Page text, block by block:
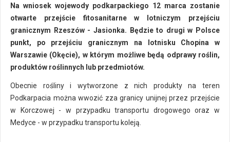
Na wniosek wojewody podkarpackiego 12 marca zostanie
otwarte przejście fitosanitarne w lotniczym przejściu
granicznym Rzeszów - Jasionka. Będzie to drugi w Polsce
punkt, po przejściu granicznym na lotnisku Chopina w
Warszawie (Okęcie), w którym możliwe będą odprawy roślin,
produktów roślinnych lub przedmiotów.
Obecnie rośliny i wytworzone z nich produkty na teren
Podkarpacia można wwozić zza granicy unijnej przez przejście
w Korczowej - w przypadku transportu drogowego oraz w
Medyce - w przypadku transportu koleją.